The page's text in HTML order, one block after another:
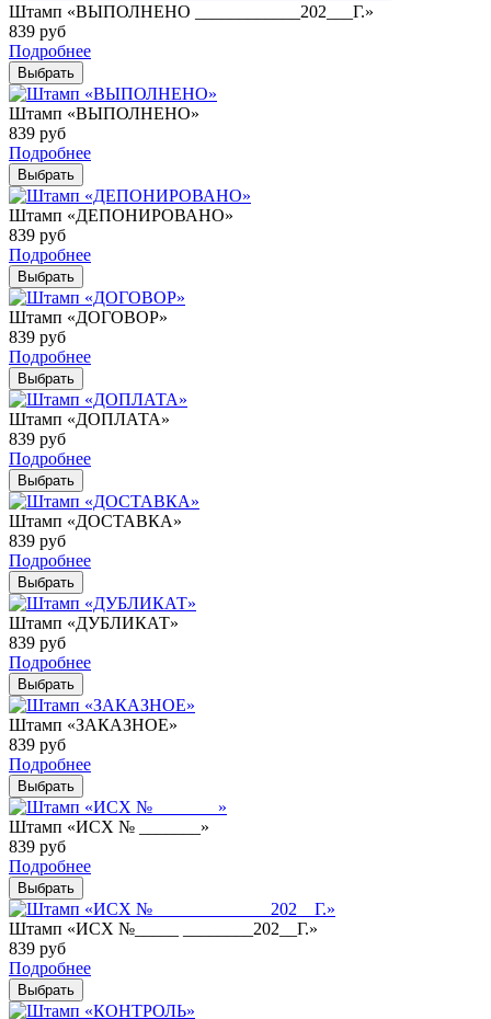
Штамп «ВЫПОЛНЕНО ____________202___Г.»
839 руб
Подробнее
Выбрать
Штамп «ВЫПОЛНЕНО»
839 руб
Подробнее
Выбрать
Штамп «ДЕПОНИРОВАНО»
839 руб
Подробнее
Выбрать
Штамп «ДОГОВОР»
839 руб
Подробнее
Выбрать
Штамп «ДОПЛАТА»
839 руб
Подробнее
Выбрать
Штамп «ДОСТАВКА»
839 руб
Подробнее
Выбрать
Штамп «ДУБЛИКАТ»
839 руб
Подробнее
Выбрать
Штамп «ЗАКАЗНОЕ»
839 руб
Подробнее
Выбрать
Штамп «ИСХ № _______»
839 руб
Подробнее
Выбрать
Штамп «ИСХ №_____ ________202__Г.»
839 руб
Подробнее
Выбрать